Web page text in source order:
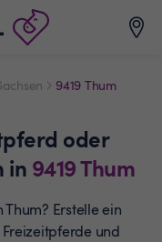
9419 Thum
oder
in 9419Thum
Erstelle ein
und